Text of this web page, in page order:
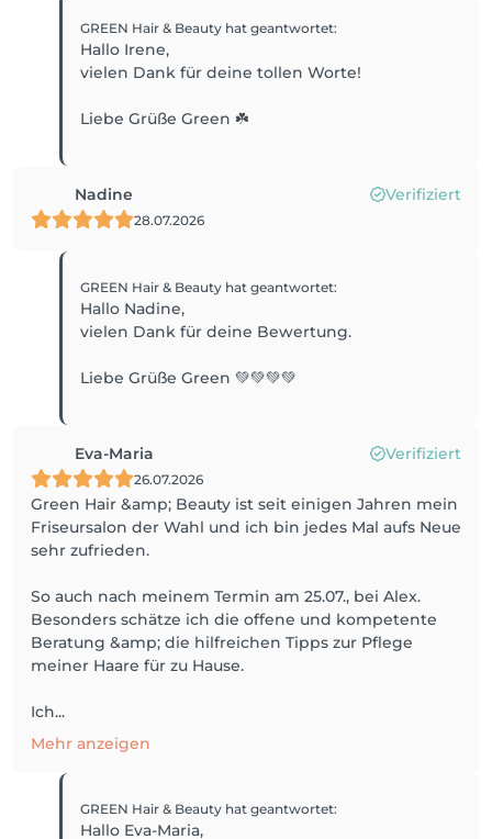
GREEN Hair & Beauty hat geantwortet:
Hallo Irene,
vielen Dank für deine tollen Worte!
Liebe Grüße Green ☘️
Nadine Verifiziert
28.07.2026
GREEN Hair & Beauty hat geantwortet:
Hallo Nadine,
vielen Dank für deine Bewertung.
Liebe Grüße Green 💚💚💚💚
Eva-Maria Verifiziert
26.07.2026
Green Hair &amp; Beauty ist seit einigen Jahren mein
Friseursalon der Wahl und ich bin jedes Mal aufs Neue
sehr zufrieden.
So auch nach meinem Termin am 25.07., bei Alex.
Besonders schätze ich die offene und kompetente
Beratung &amp; die hilfreichen Tipps zur Pflege
meiner Haare für zu Hause.
Ich...
Mehr anzeigen
GREEN Hair & Beauty hat geantwortet:
Hallo Eva-Maria,